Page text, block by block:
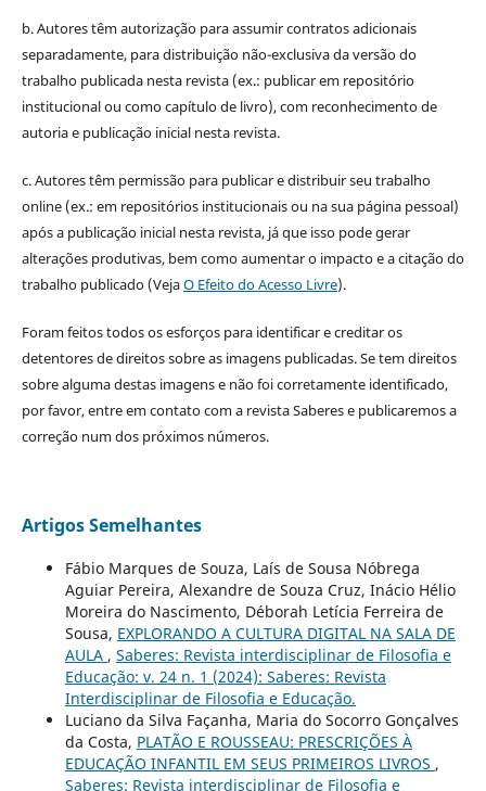
b. Autores têm autorização para assumir contratos adicionais
separadamente, para distribuição não-exclusiva da versão do
trabalho publicada nesta revista (ex.: publicar em repositório
institucional ou como capítulo de livro), com reconhecimento de
autoria e publicação inicial nesta revista.
c. Autores têm permissão para publicar e distribuir seu trabalho
online (ex.: em repositórios institucionais ou na sua página pessoal)
após a publicação inicial nesta revista, já que isso pode gerar
alterações produtivas, bem como aumentar o impacto e a citação do
trabalho publicado (VejaO Efeito do Acesso Livre).
Foram feitos todos os esforços para identificar e creditar os
detentores de direitos sobre as imagens publicadas. Se tem direitos
sobre alguma destas imagens e não foi corretamente identificado,
por favor, entre em contato com a revista Saberes e publicaremos a
correção num dos próximos números.
Artigos Semelhantes
Fábio Marques de Souza, Laís de Sousa Nóbrega
Aguiar Pereira, Alexandre de Souza Cruz, Inácio Hélio
Moreira do Nascimento, Déborah Letícia Ferreira de
Sousa, EXPLORANDO A CULTURA DIGITAL NA SALA DE
AULA , Saberes: Revista interdisciplinar de Filosofia e
Educação: v. 24 n. 1 (2024): Saberes: Revista
Interdisciplinar de Filosofia e Educação.
Luciano da Silva Façanha, Maria do Socorro Gonçalves
da Costa, PLATÃO E ROUSSEAU: PRESCRIÇÕES À
EDUCAÇÃO INFANTIL EM SEUS PRIMEIROS LIVROS ,
Saberes: Revista interdisciplinar de Filosofia e